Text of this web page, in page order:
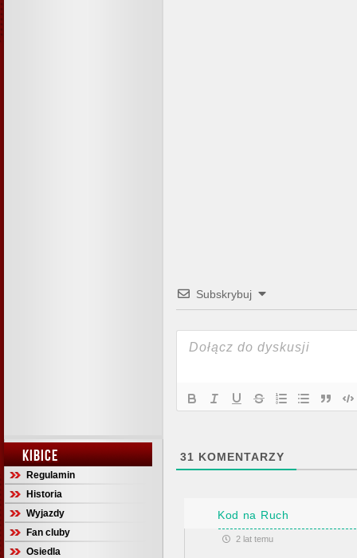
KIBICE
Regulamin
Historia
Wyjazdy
Fan cluby
Osiedla
Subskrybuj
31 KOMENTARZY
Kod na Ruch
2 lat temu